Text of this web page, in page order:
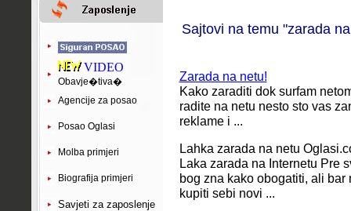
VIDEO
Obavje�tiva�
Agencije za posao
Posao Oglasi
Molba primjeri
Biografija primjeri
Savjeti za zaposlenje
Sajtovi na temu "zarada
Zarada na netu!
Kako zaraditi dok surfam
radite na netu nesto sto vas
reklame i ...
Lahka zarada na netu
Laka zarada na Internetu Pre
bog zna kako obogatiti, ali
kupiti sebi novi ...